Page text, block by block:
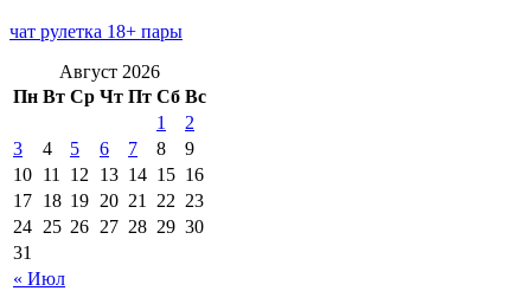
чат рулетка 18+ пары
Август 2026
Пн Вт Ср Чт Пт Сб Вс
« Июл
1
2
3
4 5 6 7 8
9
10 11 12 13 14 15 16
17 18 19 20 21 22 23
24 25 26 27 28 29 30
31